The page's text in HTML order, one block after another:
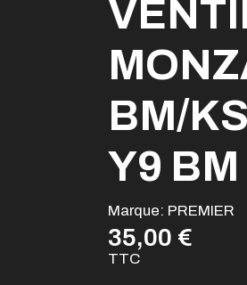
BM/
Y9 BM
Marque: PREMIER
35,00 €
TTC